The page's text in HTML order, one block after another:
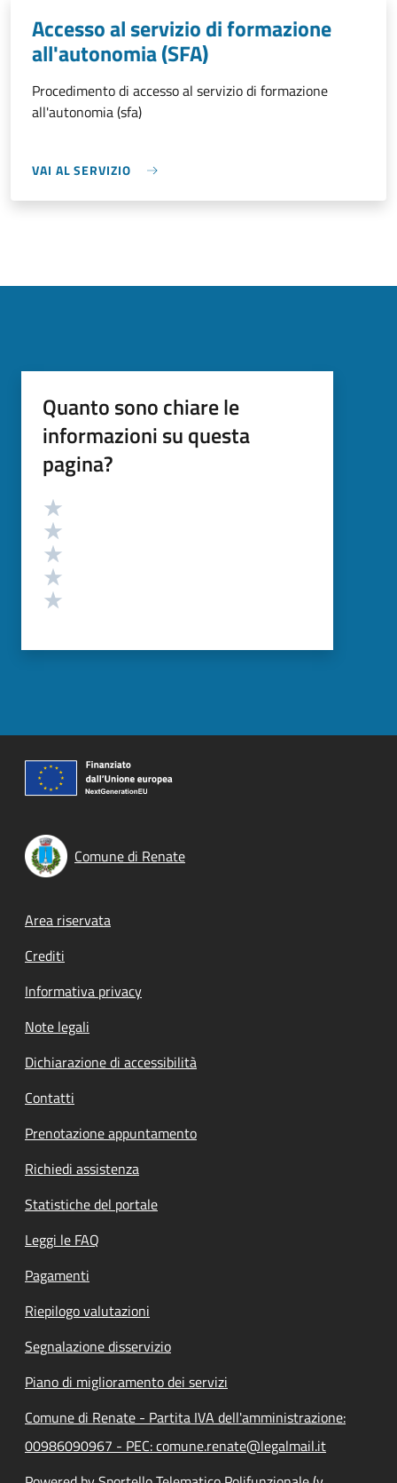
Accesso al servizio di formazione
all'autonomia (SFA)
Procedimento di accesso al servizio di formazione
all'autonomia (sfa)
VAI AL SERVIZIO
Quanto sono chiare le
informazioni su questa
pagina?
Valutazione
Comune di Renate
Footer menu
Area riservata
Crediti
Informativa privacy
Note legali
Dichiarazione di accessibilità
Contatti
Prenotazione appuntamento
Richiedi assistenza
Statistiche del portale
Leggi le FAQ
Pagamenti
Riepilogo valutazioni
Segnalazione disservizio
Piano di miglioramento dei servizi
Comune di Renate - Partita IVA dell'amministrazione:
00986090967 - PEC: comune.renate@legalmail.it